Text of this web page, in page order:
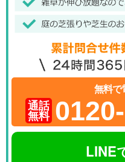
無料で
通話
無料
LINE